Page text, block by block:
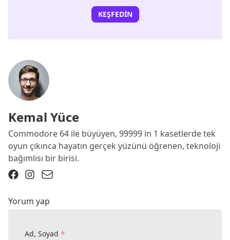
KEŞFEDIN
Kemal Yüce
Commodore 64 ile büyüyen, 99999 in 1 kasetlerde tek
oyun çıkınca hayatın gerçek yüzünü öğrenen, teknoloji
bağımlısı bir birisi.
Yorum yap
Ad, Soyad *